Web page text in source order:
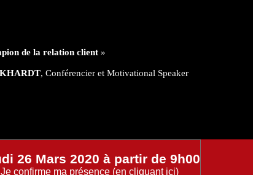
de la relation client »
, Conférencier et Motivational Speaker
26 Mars 2020 à partir de 9h00
Je confirme ma présence (en cliquant ici)